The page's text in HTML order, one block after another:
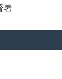
署